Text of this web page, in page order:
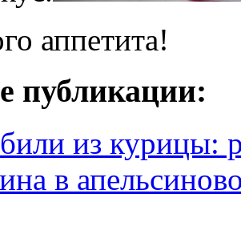
аппетита!
публикации:
из курицы:
в